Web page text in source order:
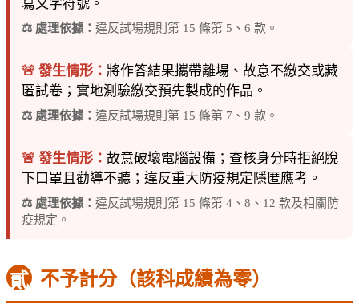
寫文字符號。
⚖️ 處理依據： 違反試場規則第 15 條第 5、6 款。
🚨 發生情形： 將作答結果攜帶離場、故意不繳交或藏
匿試卷；實地測驗繳交預先製成的作品。
⚖️ 處理依據： 違反試場規則第 15 條第 7、9 款。
🚨 發生情形： 故意破壞電腦設備；查核身分時拒絕脫
下口罩且勸導不聽；違反重大防疫規定隱匿應考。
⚖️ 處理依據： 違反試場規則第 15 條第 4、8、12 款及相關防
疫規定。
貳 不予計分（該科成績為零）